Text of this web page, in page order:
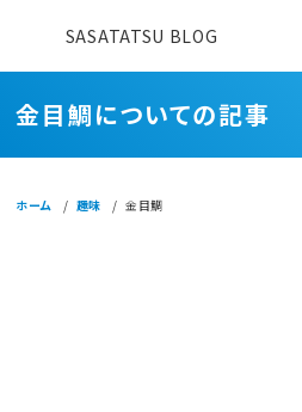
SASATATSU BLOG
金目鯛についての記事
ホーム 趣味 金目鯛